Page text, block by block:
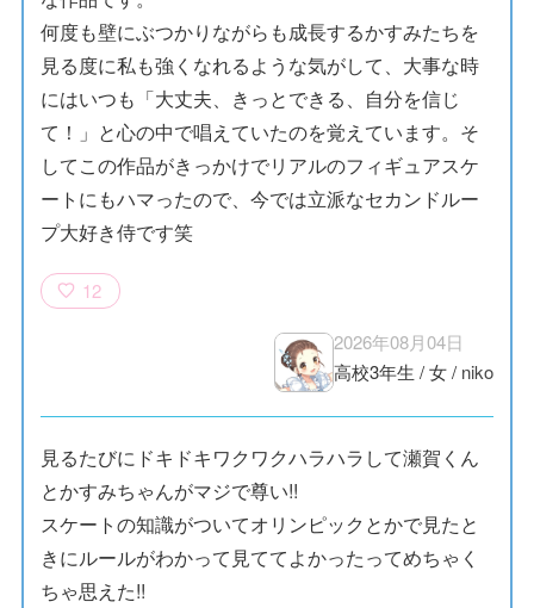
何度も壁にぶつかりながらも成長するかすみたちを
見る度に私も強くなれるような気がして、大事な時
にはいつも「大丈夫、きっとできる、自分を信じ
て！」と心の中で唱えていたのを覚えています。そ
してこの作品がきっかけでリアルのフィギュアスケ
ートにもハマったので、今では立派なセカンドルー
プ大好き侍です笑
12
2026年08月04日
高校3年生 /女/ niko
見るたびにドキドキワクワクハラハラして瀬賀くん
とかすみちゃんがマジで尊い!!
スケートの知識がついてオリンピックとかで見たと
きにルールがわかって見ててよかったってめちゃく
ちゃ思えた!!